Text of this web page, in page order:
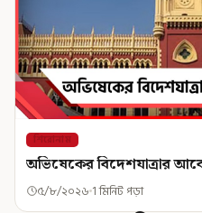
শিরোনাম
অভিষেকের বিদেশযাত্রার
৫/৮/২০২৬ 1 মিনিট পড়া